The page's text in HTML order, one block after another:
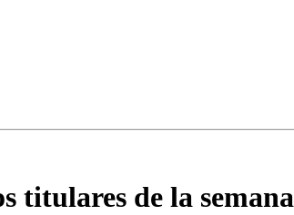
titulares de la semana